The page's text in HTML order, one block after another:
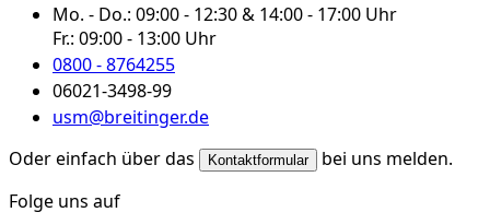
Mo. - Do.: 09:00 - 12:30 & 14:00 - 17:00 Uhr
Fr.: 09:00 - 13:00 Uhr
0800 - 8764255
06021-3498-99
usm@breitinger.de
Oder einfach über das
Kontaktformular
bei uns melden.
Folge uns auf